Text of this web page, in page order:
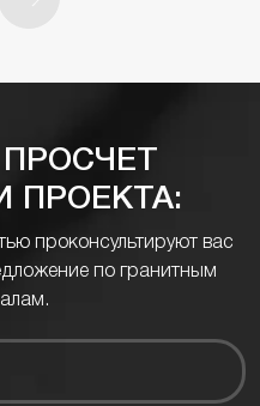
ПРОЕКТА:
проконсультируют вас
по гранитным